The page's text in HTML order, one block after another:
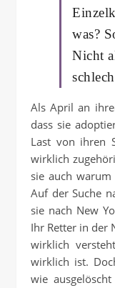
was?
Nicht
Als April an
dass sie
Last von ihren
wirklich
sie auch warum
Auf der Suche
sie nach New
Ihr Retter in der
wirklich
wirklich ist.
wie